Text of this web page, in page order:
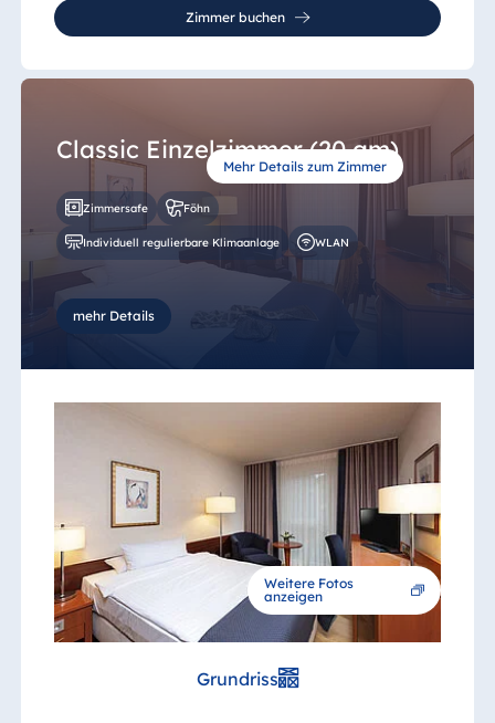
Zimmer buchen
Mehr Details zum Zimmer
Classic Einzelzimmer (20 qm)
Zimmersafe Föhn
Individuell regulierbare Klimaanlage WLAN
mehr Details
Weitere Fotos
anzeigen
Grundriss